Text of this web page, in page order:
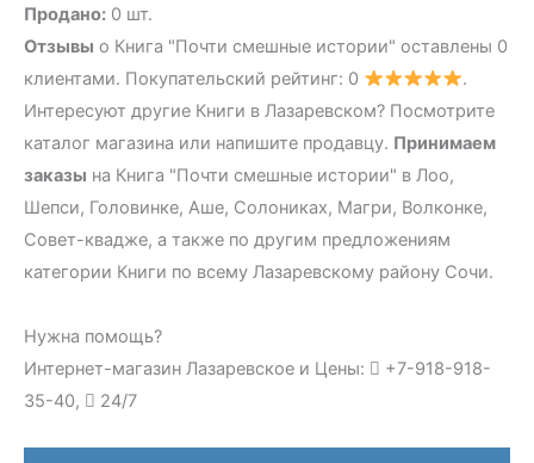
Продано: 0 шт.
Отзывы о Книга "Почти смешные истории" оставлены 0
клиентами. Покупательский рейтинг: 0
.
Интересуют другие Книги в Лазаревском? Посмотрите
каталог магазина или напишите продавцу. Принимаем
заказы на Книга "Почти смешные истории" в Лоо,
Шепси, Головинке, Аше, Солониках, Магри, Волконке,
Совет-квадже, а также по другим предложениям
категории Книги по всему Лазаревскому району Сочи.
Нужна помощь?
Интернет-магазин Лазаревское и Цены:
+7-918-918-
35-40,
24/7